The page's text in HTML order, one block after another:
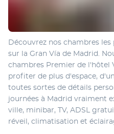
Découvrez nos chambres
sur la Gran Vía de Madrid.
chambres Premier de l'hôtel
profiter de plus d'espace,
toutes sortes de détails
journées à Madrid vraiment
ville, minibar, TV, ADSL
réveil, climatisation et